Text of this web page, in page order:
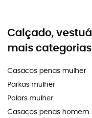
Calçado,
mais categorias
Casacos penas mulher
Parkas mulher
Polars mulher
Casacos penas homem